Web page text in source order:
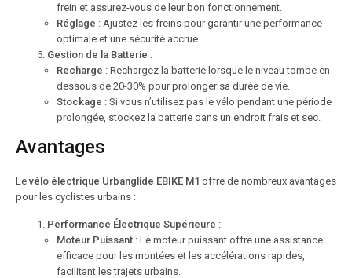
frein et assurez-vous de leur bon fonctionnement.
Réglage : Ajustez les freins pour garantir une performance
optimale et une sécurité accrue.
Gestion de la Batterie :
Recharge : Rechargez la batterie lorsque le niveau tombe en
dessous de 20-30% pour prolonger sa durée de vie.
Stockage : Si vous n’utilisez pas le vélo pendant une période
prolongée, stockez la batterie dans un endroit frais et sec.
Avantages
Levélo électrique Urbanglide EBIKE M1 offre de nombreux avantages
pour les cyclistes urbains :
Performance Électrique Supérieure :
Moteur Puissant : Le moteur puissant offre une assistance
efficace pour les montées et les accélérations rapides,
facilitant les trajets urbains.